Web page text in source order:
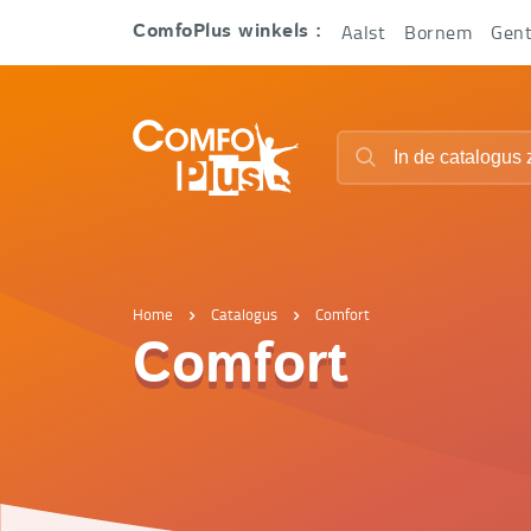
Home Catalogus Comfort
Comfort
ComfoPlus winkels : Aalst Bornem Gent
ComfoPlus
Homepagina
Zoeken
Zoeken